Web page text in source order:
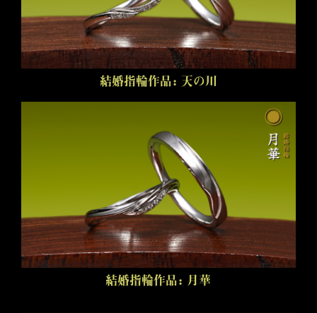
結婚指輪作品：天の川
結婚指輪作品：月華